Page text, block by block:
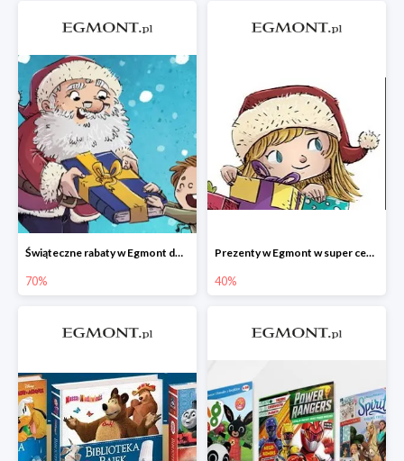
Świąteczne rabaty w Egmont do -70%
70%
Prezenty w Egmont w super cenach
40%